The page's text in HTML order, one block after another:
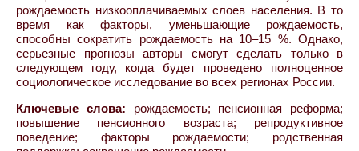
рождаемость низкооплачиваемых слоев населения. В то
время как факторы, уменьшающие рождаемость,
способны сократить рождаемость на 10–15 %. Однако,
серьезные прогнозы авторы смогут сделать только в
следующем году, когда будет проведено полноценное
социологическое исследование во всех регионах России.
Ключевые слова: рождаемость; пенсионная реформа;
повышение пенсионного возраста; репродуктивное
поведение; факторы рождаемости; родственная